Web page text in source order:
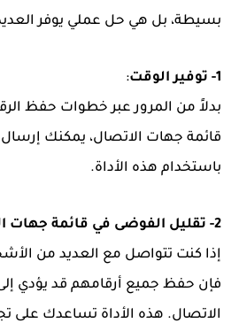
بسيطة، بل هي حل عملي يوفر
1- توفير الوقت
:
بدلاً من المرور عبر خطوات حفظ
قائمة جهات الاتصال، يمكنك إرسال
باستخدام هذه الأداة.
2- تقليل الفوضى في قائمة جهات الاتصال
إذا كنت تتواصل مع العديد من
فإن حفظ جميع أرقامهم قد يؤدي
الاتصال. هذه الأداة تساعدك على